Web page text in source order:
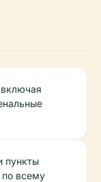
пункты
всему